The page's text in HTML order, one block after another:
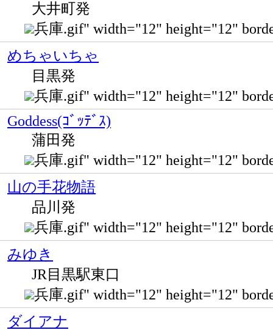
大井町発
兵庫.gif" width="12" height="12"
めちゃいちゃ
目黒発
兵庫.gif" width="12" height="12"
Goddess(ｺﾞｯﾃﾞｽ)
蒲田発
兵庫.gif" width="12" height="12"
山の手花物語
品川発
兵庫.gif" width="12" height="12"
みゆき
JR目黒駅東口
兵庫.gif" width="12" height="12"
ダイアナ